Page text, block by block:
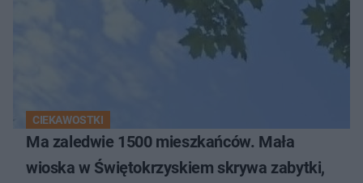
CIEKAWOSTKI
Ma zaledwie 1500 mieszkańców. Mała
wioska w Świętokrzyskiem skrywa zabytki,